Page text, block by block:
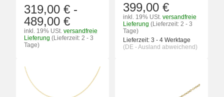
319,00 € -
489,00 €
inkl. 19% USt. versandfreie
Lieferung (Lieferzeit: 2 - 3
Tage)
399,00 €
inkl. 19% USt. versandfreie
Lieferung (Lieferzeit: 2 - 3
Tage)
Lieferzeit: 3 - 4 Werktage
(DE - Ausland abweichend)